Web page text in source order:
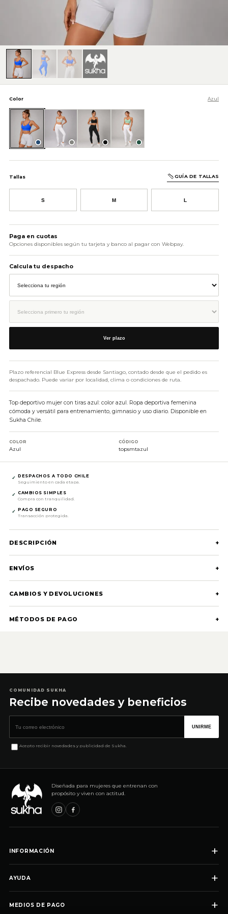
Color Azul
Azul Gris Negro Verde
Tallas GUÍA DE TALLAS
S M L
AÑADIR AL CARRITO
Paga en cuotas
Opciones disponibles según tu tarjeta y banco al pagar con Webpay.
Calcula tu despacho
Ver plazo
Plazo referencial Blue Express desde Santiago, contado desde que el pedido es
despachado. Puede variar por localidad, clima o condiciones de ruta.
Top deportivo mujer con tiras azul: color azul. Ropa deportiva femenina
cómoda y versátil para entrenamiento, gimnasio y uso diario. Disponible en
Sukha Chile.
COLOR
Azul
CÓDIGO
topsmtazul
✓ DESPACHOS A TODO CHILE
Seguimiento en cada etapa.
✓ CAMBIOS SIMPLES
Compra con tranquilidad.
✓ PAGO SEGURO
Transacción protegida.
DESCRIPCIÓN +
ENVÍOS +
CAMBIOS Y DEVOLUCIONES +
MÉTODOS DE PAGO +
COMUNIDAD SUKHA
Recibe novedades y beneficios
UNIRME
Acepto recibir novedades y publicidad de Sukha.
Diseñada para mujeres que entrenan con
propósito y viven con actitud.
INFORMACIÓN +
AYUDA +
MEDIOS DE PAGO +